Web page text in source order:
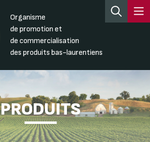
Organisme
de promotion et
de commercialisation
des produits bas-laurentiens
PRODUITS